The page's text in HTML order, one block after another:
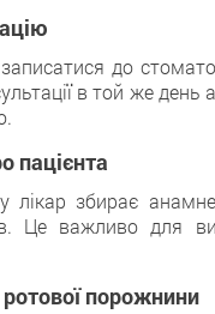
до
в той же
пацієнта
лікар збирає
Це важливо для
порожнини